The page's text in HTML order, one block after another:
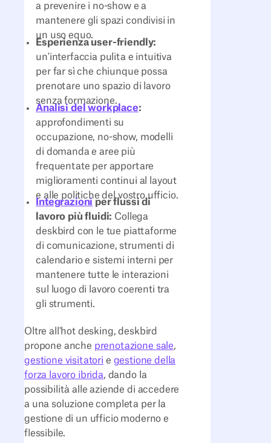
a prevenire i no-show e a
mantenere gli spazi condivisi in
un uso equo.
Esperienza user-friendly:
un'interfaccia pulita e intuitiva
per far sì che chiunque possa
prenotare uno spazio di lavoro
senza formazione.
Analisi del workplace:
approfondimenti su
occupazione, no-show, modelli
di domanda e aree più
frequentate per apportare
miglioramenti continui al layout
e alle politiche del vostro ufficio.
Integrazioni per flussi di
lavoro più fluidi: Collega
deskbird con le tue piattaforme
di comunicazione, strumenti di
calendario e sistemi interni per
mantenere tutte le interazioni
sul luogo di lavoro coerenti tra
gli strumenti.
Oltre all'hot desking, deskbird
propone anche prenotazione sale,
gestione visitatori e gestione della
forza lavoro ibrida, dando la
possibilità alle aziende di accedere
a una soluzione completa per la
gestione di un ufficio moderno e
flessibile.